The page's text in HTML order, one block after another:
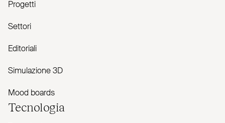
Progetti
Settori
Editoriali
Simulazione 3D
Mood boards
Tecnologia